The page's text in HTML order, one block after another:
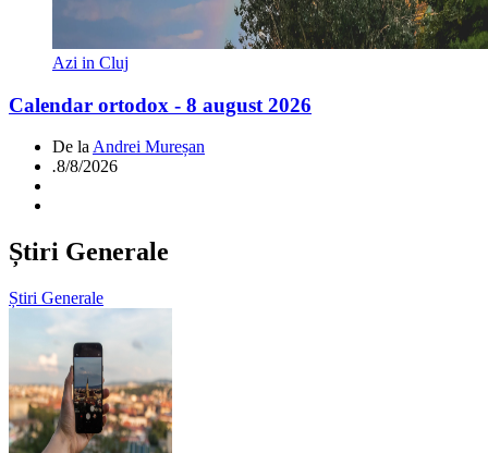
Azi in Cluj
Calendar ortodox - 8 august 2026
De la Andrei Mureșan
.8/8/2026
Știri Generale
Știri Generale